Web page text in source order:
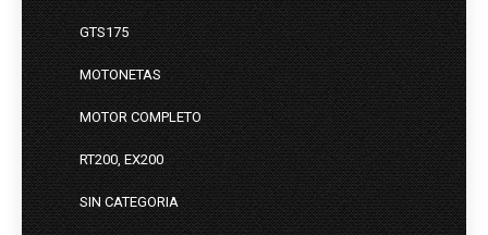
GTS175
MOTONETAS
MOTOR COMPLETO
RT200, EX200
SIN CATEGORIA